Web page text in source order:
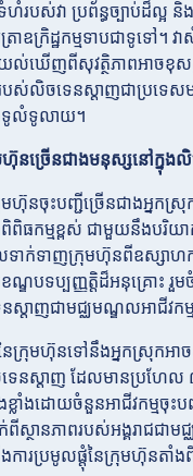
បស់វា ប្រព័ន្ធច្បាប់ដ៏ល្អ និង
ាឧក្រិដ្ឋកម្មទាបជាទូទៅ។ វា
យល់ឃើញពីសុវត្ថិភាពអាចខុស
របស់លិចទេនស្តាញជាប្រទេស
ទូលំទូលាយ។
ហ៊ុនច្រើនជាងមនុស្សនៅក្នុង
នចុះបញ្ជីច្រើនជាងអ្នកស្រុក
ពិពិធកម្មខ្ពស់ ជាមួយនឹងបរិយ
ាក់ទាញក្រុមហ៊ុនពីឧស្សាហកម្
ណ្ឌបទប្បញ្ញត្តិដ៏អនុគ្រោះ
តាញជាមជ្ឈមណ្ឌលអាជីវកម្
ក្រុមហ៊ុនទៅនឹងអ្នកស្រុកអាចខុ
នស្តាញ ដែលមានប្រហែល
ាំងដោយចំនួនអាជីវកម្មចុះប
ស្ថានភាពរបស់អង្គរាជជាម
ារប្រមូលផ្តុំនៃក្រុមហ៊ុនតាំងពី